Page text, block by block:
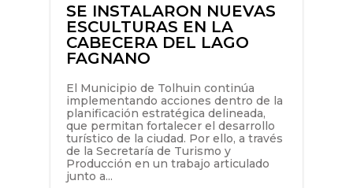
SE INSTALARON NUEVAS
ESCULTURAS EN LA
CABECERA DEL LAGO
FAGNANO
El Municipio de Tolhuin continúa
implementando acciones dentro de la
planificación estratégica delineada,
que permitan fortalecer el desarrollo
turístico de la ciudad. Por ello, a través
de la Secretaría de Turismo y
Producción en un trabajo articulado
junto a...